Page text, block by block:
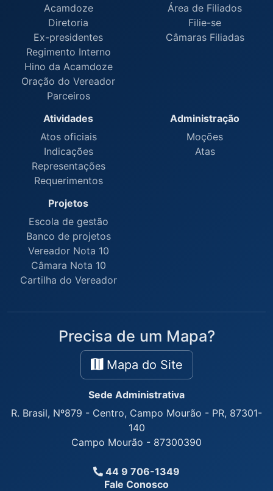
Acamdoze
Diretoria
Ex-presidentes
Regimento Interno
Hino da Acamdoze
Oração do Vereador
Parceiros
Área de Filiados
Filie-se
Câmaras Filiadas
Atividades
Atos oficiais
Indicações
Representações
Requerimentos
Administração
Moções
Atas
Projetos
Escola de gestão
Banco de projetos
Vereador Nota 10
Câmara Nota 10
Cartilha do Vereador
Precisa de um Mapa?
Mapa do Site
Sede Administrativa
R. Brasil, Nº879 - Centro, Campo Mourão - PR, 87301-
140
Campo Mourão - 87300390
44 9 706-1349
Fale Conosco